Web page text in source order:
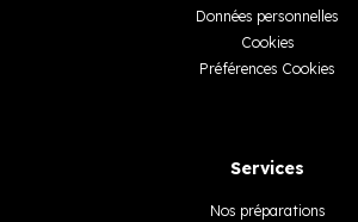
Données personnelles
Cookies
Préférences Cookies
Services
Nos préparations